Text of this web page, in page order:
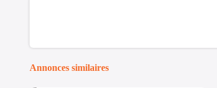
Annonces similaires